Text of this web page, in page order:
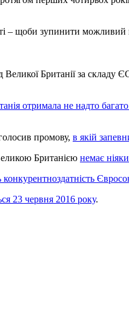
– щоби зупинити
Британії за складу
отримала не надто
промову, в якій
Британією немає
конкурентноздатність
23 червня 2016 року.